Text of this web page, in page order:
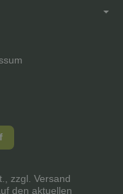
zzgl. Versand
den aktuellen